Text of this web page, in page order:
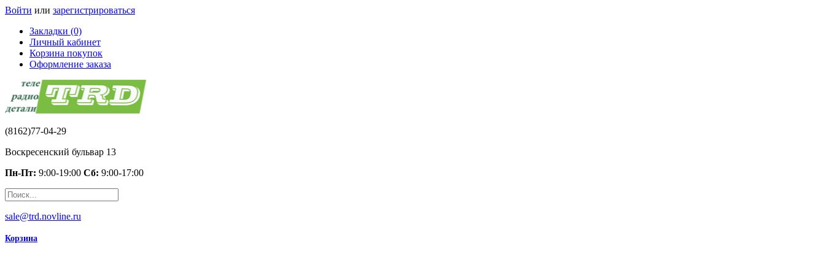
Войти или зарегистрироваться
Закладки (0)
Личный кабинет
Корзина покупок
Оформление заказа
(8162)77-04-29
Воскресенский бульвар 13
Пн-Пт: 9:00-19:00 Сб: 9:00-17:00
sale@trd.novline.ru
Корзина